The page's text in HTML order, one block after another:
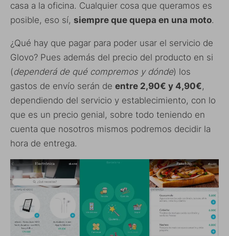
casa a la oficina. Cualquier cosa que queramos es
posible, eso sí, siempre que quepa en una moto.
¿Qué hay que pagar para poder usar el servicio de
Glovo? Pues además del precio del producto en si
(dependerá de qué compremos y dónde) los
gastos de envío serán de entre 2,90€ y 4,90€,
dependiendo del servicio y establecimiento, con lo
que es un precio genial, sobre todo teniendo en
cuenta que nosotros mismos podremos decidir la
hora de entrega.